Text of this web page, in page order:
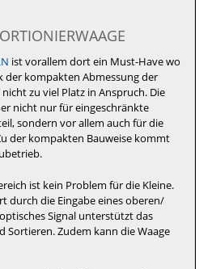
ist vorallem dort ein Must-Have wo
der kompakten Abmessung der
zu viel Platz in Anspruch. Die
nicht nur für eingeschränkte
sondern vor allem auch für die
der kompakten Bauweise kommt
ist kein Problem für die Kleine.
durch die Eingabe eines oberen/
Signal unterstützt das
Sortieren. Zudem kann die Waage